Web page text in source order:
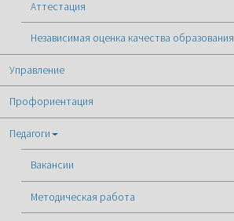
Аттестация
Независимая оценка качества образования
Управление
Профориентация
Педагоги
Вакансии
Методическая работа